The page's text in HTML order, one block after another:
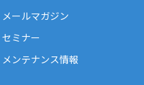
メールマガジン
セミナー
メンテナンス情報